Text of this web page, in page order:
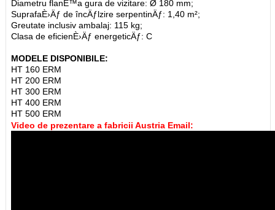
Diametru flanÈ™a gura de vizitare: Ø 180 mm;
SuprafaÈ›Äƒ de încÄƒlzire serpentinÄƒ: 1,40 m²;
Greutate inclusiv ambalaj: 115 kg;
Clasa de eficienÈ›Äƒ energeticÄƒ: C
MODELE DISPONIBILE:
HT 160 ERM
HT 200 ERM
HT 300 ERM
HT 400 ERM
HT 500 ERM
Video de prezentare a fabricii Austria Email: